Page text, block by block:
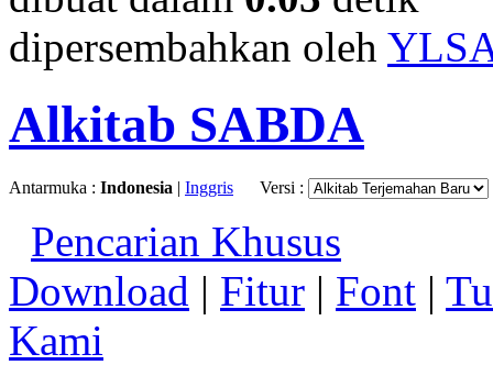
dipersembahkan oleh
Alkitab SABDA
Antarmuka : Indonesia | Inggris Versi :
Pencarian Khusus
Download | Fitur | Font |
Kami